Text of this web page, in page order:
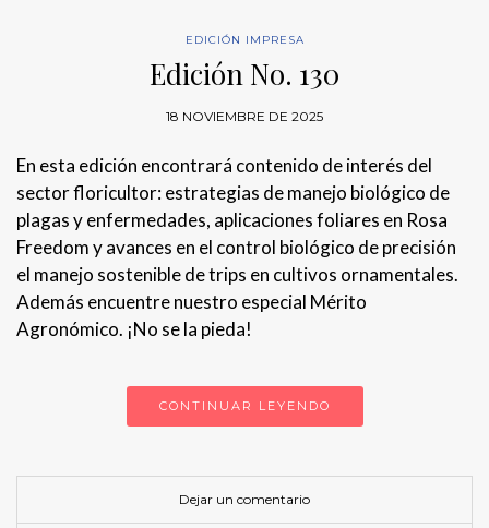
EDICIÓN IMPRESA
Edición No. 130
18 NOVIEMBRE DE 2025
En esta edición encontrará contenido de interés del
sector floricultor: estrategias de manejo biológico de
plagas y enfermedades, aplicaciones foliares en Rosa
Freedom y avances en el control biológico de precisión
el manejo sostenible de trips en cultivos ornamentales.
Además encuentre nuestro especial Mérito
Agronómico. ¡No se la pieda!
CONTINUAR LEYENDO
Dejar un comentario